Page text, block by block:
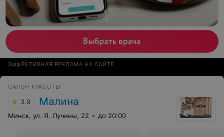
ЭФФЕКТИВНАЯ РЕКЛАМА НА САЙТЕ
САЛОН КРАСОТЫ
3.9 Малина
Минск, ул. Я. Лучины, 22 до 20:00